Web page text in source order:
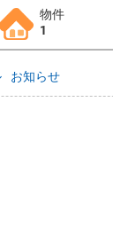
物件
1
お知らせ